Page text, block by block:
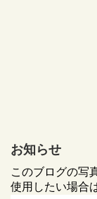
お知らせ
このブログの写
使用したい場合